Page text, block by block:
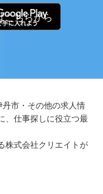
こちらから
丹市・その他の求人情
、仕事探しに役立つ最
株式会社クリエイトが